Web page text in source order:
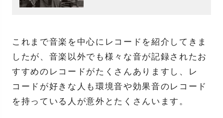
これまで音楽を中心にレコードを紹介してきま
したが、音楽以外でも様々な音が記録されたお
すすめのレコードがたくさんありますし、レ
コードが好きな人も環境音や効果音のレコード
を持っている人が意外とたくさんいます。